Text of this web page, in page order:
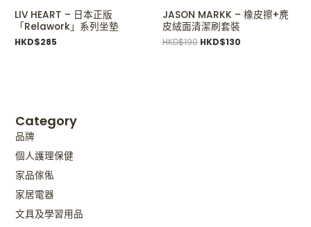
LIV HEART – 日本正版
「Relawork」系列坐墊
HKD$285
JASON MARKK – 橡皮擦+麂
皮絨面清潔刷套裝
HKD$190 HKD$130
Category
品牌
個人護理保健
家品傢俬
家居電器
文具及學習用品